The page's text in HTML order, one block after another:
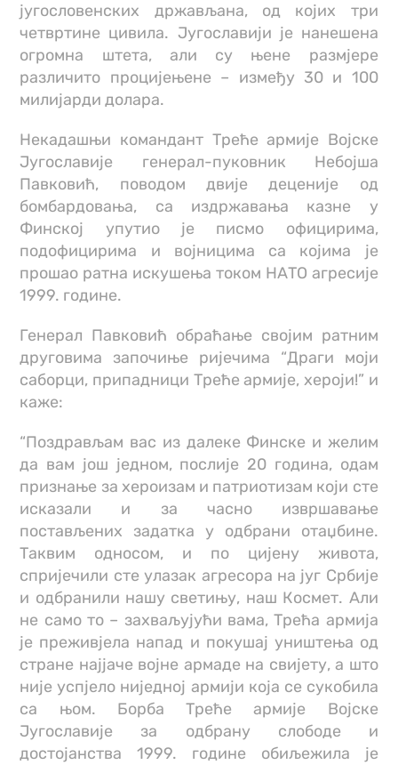
југословенских држављана, од којих три
четвртине цивила. Југославији је нанешена
огромна штета, али су њене размјере
различито процијењене – између 30 и 100
милијарди долара.
Некадашњи командант Треће армије Војске
Југославије генерал-пуковник Небојша
Павковић, поводом двије деценије од
бомбардовања, са издржавања казне у
Финској упутио је писмо официрима,
подофицирима и војницима са којима је
прошао ратна искушења током НАТО агресије
1999. године.
Генерал Павковић обраћање својим ратним
друговима започиње ријечима “Драги моји
саборци, припадници Треће армије, хероји!” и
каже:
“Поздрављам вас из далеке Финске и желим
да вам још једном, послије 20 година, одам
признање за хероизам и патриотизам који сте
исказали и за часно извршавање
постављених задатка у одбрани отаџбине.
Таквим односом, и по цијену живота,
спријечили сте улазак агресора на југ Србије
и одбранили нашу светињу, наш Космет. Али
не само то – захваљујући вама, Трећа армија
је преживјела напад и покушај уништења од
стране најјаче војне армаде на свијету, а што
није успјело ниједној армији која се сукобила
са њом. Борба Треће армије Војске
Југославије за одбрану слободе и
достојанства 1999. године обиљежила је